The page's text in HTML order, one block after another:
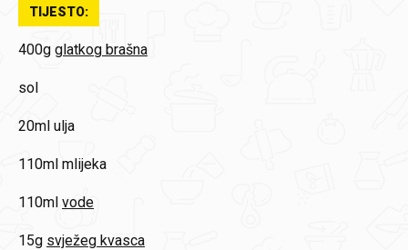
TIJESTO:
400g glatkog brašna
sol
20ml ulja
110ml mlijeka
110ml vode
15g svježeg kvasca